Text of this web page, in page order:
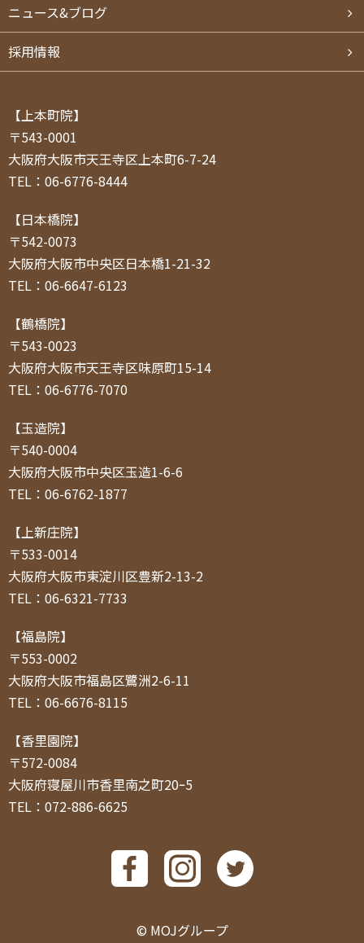
ニュース&ブログ
採用情報
【上本町院】
〒543-0001
大阪府大阪市天王寺区上本町6-7-24
TEL：06-6776-8444
【日本橋院】
〒542-0073
大阪府大阪市中央区日本橋1-21-32
TEL：06-6647-6123
【鶴橋院】
〒543-0023
大阪府大阪市天王寺区味原町15-14
TEL：06-6776-7070
【玉造院】
〒540-0004
大阪府大阪市中央区玉造1-6-6
TEL：06-6762-1877
【上新庄院】
〒533-0014
大阪府大阪市東淀川区豊新2-13-2
TEL：06-6321-7733
【福島院】
〒553-0002
大阪府大阪市福島区鷺洲2-6-11
TEL：06-6676-8115
【香里園院】
〒572-0084
大阪府寝屋川市香里南之町20ｰ5
TEL：072-886-6625
© MOJグループ